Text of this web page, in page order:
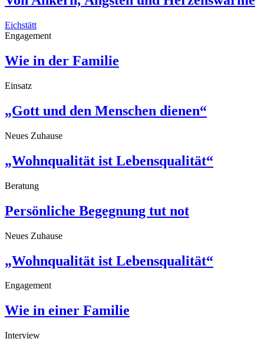
Eichstätt
Engagement
Wie in der Familie
Einsatz
„Gott und den Menschen dienen“
Neues Zuhause
„Wohnqualität ist Lebensqualität“
Beratung
Persönliche Begegnung tut not
Neues Zuhause
„Wohnqualität ist Lebensqualität“
Engagement
Wie in einer Familie
Interview